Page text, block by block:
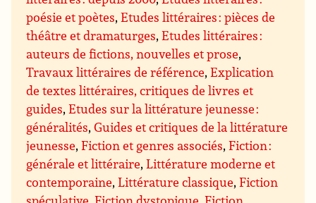
poésie et poètes,Etudes littéraires : pièces de
théâtre et dramaturges,Etudes littéraires :
auteurs de fictions, nouvelles et prose,
Travaux littéraires de référence,Explication
de textes littéraires, critiques de livres et
guides,Etudes sur la littérature jeunesse :
généralités,Guides et critiques de la littérature
jeunesse,Fiction et genres associés,Fiction :
générale et littéraire,Littérature moderne et
contemporaine,Littérature classique,Fiction